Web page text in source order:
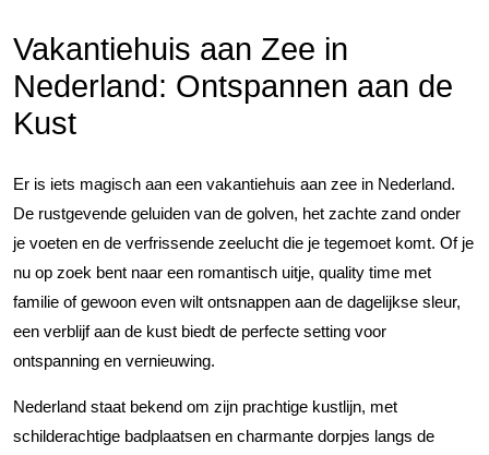
Vakantiehuis aan Zee in
Nederland: Ontspannen aan de
Kust
Er is iets magisch aan een vakantiehuis aan zee in Nederland.
De rustgevende geluiden van de golven, het zachte zand onder
je voeten en de verfrissende zeelucht die je tegemoet komt. Of je
nu op zoek bent naar een romantisch uitje, quality time met
familie of gewoon even wilt ontsnappen aan de dagelijkse sleur,
een verblijf aan de kust biedt de perfecte setting voor
ontspanning en vernieuwing.
Nederland staat bekend om zijn prachtige kustlijn, met
schilderachtige badplaatsen en charmante dorpjes langs de